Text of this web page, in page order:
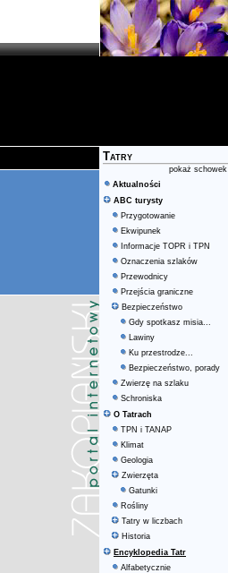
Tatry
pokaż schowek
Aktualności
ABC turysty
Przygotowanie
Ekwipunek
Informacje TOPR i TPN
Oznaczenia szlaków
Przewodnicy
Przejścia graniczne
Bezpieczeństwo
Gdy spotkasz misia...
Lawiny
Ku przestrodze...
Bezpieczeństwo, porady
Zwierzę na szlaku
Schroniska
O Tatrach
TPN i TANAP
Klimat
Geologia
Zwierzęta
Gatunki
Rośliny
Tatry w liczbach
Historia
Encyklopedia Tatr
Alfabetycznie